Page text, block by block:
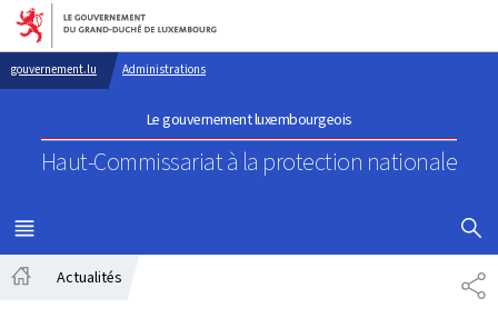
Aller au menu principal
Aller au contenu
gouvernement.lu Administrations
Le gouvernement luxembourgeois
Haut-Commissariat à la protection nationale
MENU
PRINCIPAL
Actualités